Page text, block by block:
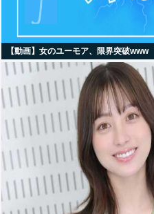
【動画】女のユーモア、限界突破www